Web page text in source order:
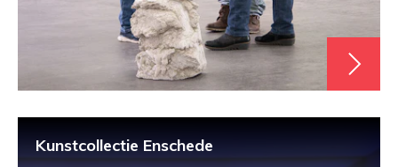
Kunstcollectie Enschede